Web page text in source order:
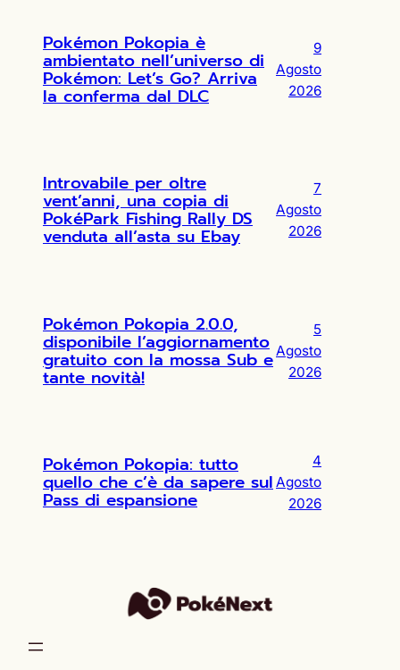
Pokémon Pokopia è
ambientato nell’universo di
Pokémon: Let’s Go? Arriva
la conferma dal DLC
9
Agosto
2026
Introvabile per oltre
vent’anni, una copia di
PokéPark Fishing Rally DS
venduta all’asta su Ebay
7
Agosto
2026
Pokémon Pokopia 2.0.0,
disponibile l’aggiornamento
gratuito con la mossa Sub e
tante novità!
5
Agosto
2026
Pokémon Pokopia: tutto
quello che c’è da sapere sul
Pass di espansione
4
Agosto
2026